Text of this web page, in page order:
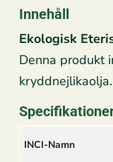
Innehåll
Ekologisk
Denna produkt
kryddnejlikaolja.
INCI-Namn